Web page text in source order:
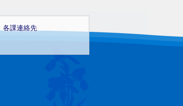
各課連絡先